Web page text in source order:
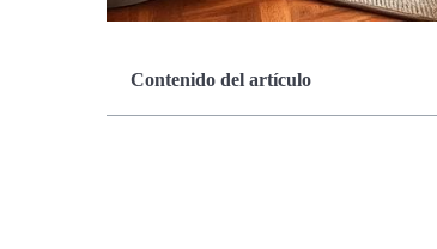
Contenido del artículo